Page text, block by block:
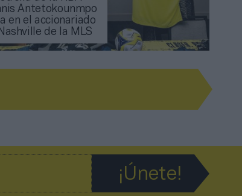
Antetokounmpo
en el accionariado
de la MLS